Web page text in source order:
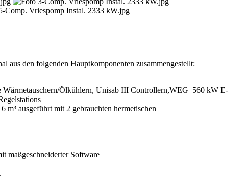
den folgenden Hauptkomponenten zusammengestellt:
Wärmetauschern/Ölkühlern, Unisab III Controllern,WEG 560 kW E-
ausgeführt mit 2 gebrauchten hermetischen
maßgeschneiderter Software